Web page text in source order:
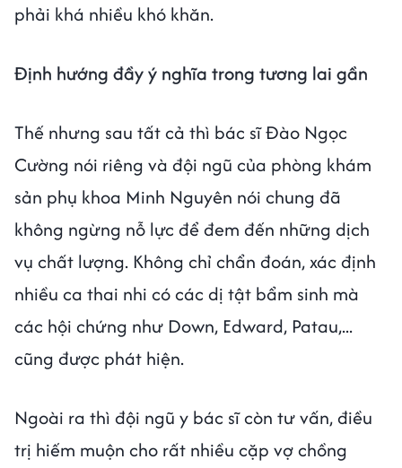
phải khá nhiều khó khăn.
Định hướng đầy ý nghĩa trong tương lai gần
Thế nhưng sau tất cả thì bác sĩ Đào Ngọc
Cường nói riêng và đội ngũ của phòng khám
sản phụ khoa Minh Nguyên nói chung đã
không ngừng nỗ lực để đem đến những dịch
vụ chất lượng. Không chỉ chẩn đoán, xác định
nhiều ca thai nhi có các dị tật bẩm sinh mà
các hội chứng như Down, Edward, Patau,...
cũng được phát hiện.
Ngoài ra thì đội ngũ y bác sĩ còn tư vấn, điều
trị hiếm muộn cho rất nhiều cặp vợ chồng